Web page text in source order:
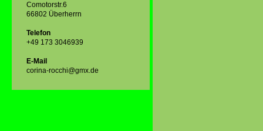
Comotorstr.6
66802 Überherrn
Telefon
+49 173 3046939
E-Mail
corina-rocchi@gmx.de